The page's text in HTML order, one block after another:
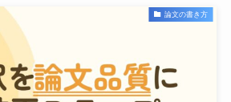
論文の書き方